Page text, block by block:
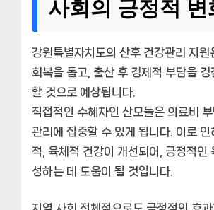
사회의 긍정적 변
강원특별자치도의 산후 건강관리 지원
회복을 돕고, 출산 후 경제적 부담을 경
할 것으로 예상됩니다.
직접적인 수혜자인 산모들은 의료비
관리에 집중할 수 있게 됩니다. 이로 인
적, 육체적 건강이 개선되어, 긍정적인
성하는 데 도움이 될 것입니다.